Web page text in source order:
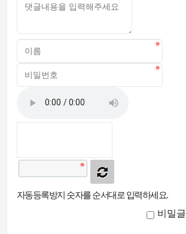
자동등록방지 숫자를 순서대로 입력하세요.
비밀글